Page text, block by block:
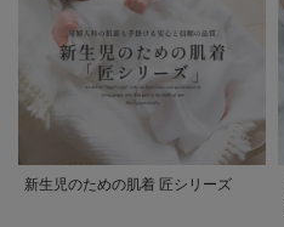
新生児のための肌着 匠シリーズ